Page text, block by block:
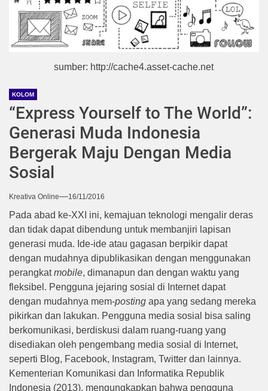
sumber: http://cache4.asset-cache.net
KOLOM
“Express Yourself to The World”:
Generasi Muda Indonesia
Bergerak Maju Dengan Media
Sosial
Kreativa Online 16/11/2016
Pada abad ke-XXI ini, kemajuan teknologi mengalir deras
dan tidak dapat dibendung untuk membanjiri lapisan
generasi muda. Ide-ide atau gagasan berpikir dapat
dengan mudahnya dipublikasikan dengan menggunakan
perangkatmobile, dimanapun dan dengan waktu yang
fleksibel. Pengguna jejaring sosial di Internet dapat
dengan mudahnya mem-posting apa yang sedang mereka
pikirkan dan lakukan. Pengguna media sosial bisa saling
berkomunikasi, berdiskusi dalam ruang-ruang yang
disediakan oleh pengembang media sosial di Internet,
seperti Blog, Facebook, Instagram, Twitter dan lainnya.
Kementerian Komunikasi dan Informatika Republik
Indonesia (2013), mengungkapkan bahwa pengguna